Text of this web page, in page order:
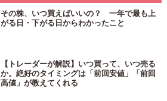
その株、いつ買えばいいの？ 一年で最も上
がる日・下がる日からわかったこと
【トレーダーが解説】いつ買って、いつ売る
か。絶好のタイミングは「前回安値」「前回
高値」が教えてくれる